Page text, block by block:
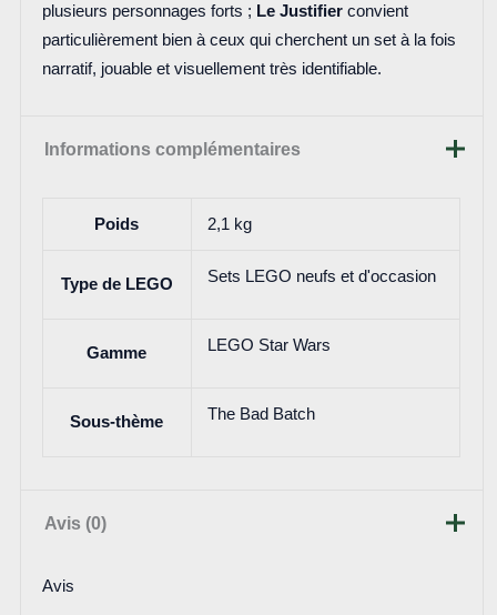
plusieurs personnages forts ; Le Justifierconvient
particulièrement bien à ceux qui cherchent un set à la fois
narratif, jouable et visuellement très identifiable.
Informations complémentaires
Poids 2,1 kg
Type de LEGO Sets LEGO neufs et d'occasion
Gamme LEGO Star Wars
Sous-thème The Bad Batch
Avis (0)
Avis